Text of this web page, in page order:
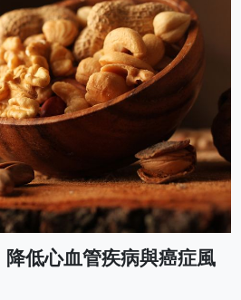
低心血管疾病與癌症風